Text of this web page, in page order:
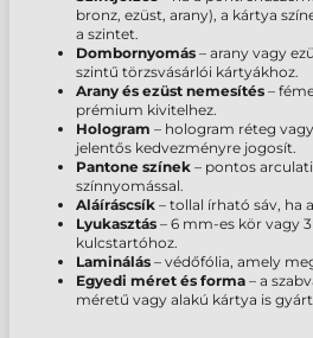
bronz, ezüst, arany), a kártya
a szintet.
Dombornyomás – arany vagy
szintű törzsvásárlói kártyákhoz.
Arany és ezüst nemesítés –
prémium kivitelhez.
Hologram – hologram réteg
jelentős kedvezményre jogosít.
Pantone színek – pontos
színnyomással.
Aláíráscsík – tollal írható sáv, ha
Lyukasztás – 6 mm-es kör vagy
kulcstartóhoz.
Laminálás – védőfólia, amely
Egyedi méret és forma – a
méretű vagy alakú kártya is